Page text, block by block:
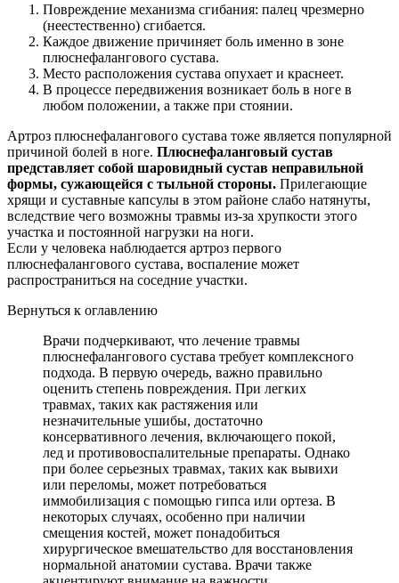
Повреждение механизма сгибания: палец чрезмерно
(неестественно) сгибается.
Каждое движение причиняет боль именно в зоне
плюснефалангового сустава.
Место расположения сустава опухает и краснеет.
В процессе передвижения возникает боль в ноге в
любом положении, а также при стоянии.
Артроз плюснефалангового сустава тоже является популярной
причиной болей в ноге. Плюснефаланговый сустав
представляет собой шаровидный сустав неправильной
формы, сужающейся с тыльной стороны. Прилегающие
хрящи и суставные капсулы в этом районе слабо натянуты,
вследствие чего возможны травмы из-за хрупкости этого
участка и постоянной нагрузки на ноги.
Если у человека наблюдается артроз первого
плюснефалангового сустава, воспаление может
распространиться на соседние участки.
Вернуться к оглавлению
Врачи подчеркивают, что лечение травмы
плюснефалангового сустава требует комплексного
подхода. В первую очередь, важно правильно
оценить степень повреждения. При легких
травмах, таких как растяжения или
незначительные ушибы, достаточно
консервативного лечения, включающего покой,
лед и противовоспалительные препараты. Однако
при более серьезных травмах, таких как вывихи
или переломы, может потребоваться
иммобилизация с помощью гипса или ортеза. В
некоторых случаях, особенно при наличии
смещения костей, может понадобиться
хирургическое вмешательство для восстановления
нормальной анатомии сустава. Врачи также